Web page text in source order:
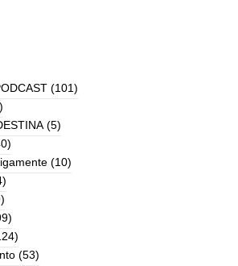
(101)
(5)
(10)
(53)